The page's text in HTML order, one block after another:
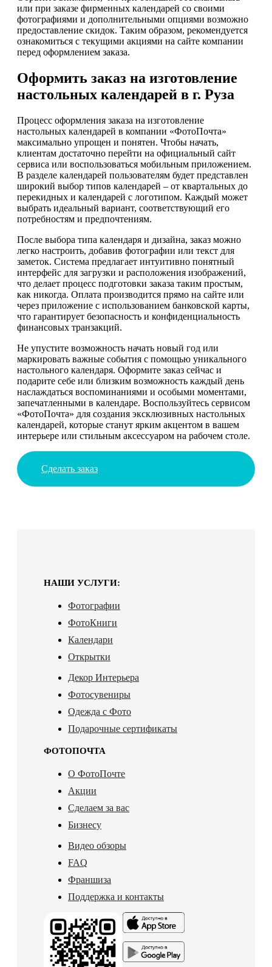
или при заказе фирменных календарей со своими
фотографиями и дополнительными опциями возможно
предоставление скидок. Таким образом, рекомендуется
ознакомиться с текущими акциями на сайте компании
перед оформлением заказа.
Оформить заказ на изготовление
настольных календарей в г. Руза
Процесс оформления заказа на изготовление
настольных календарей в компании «ФотоПочта»
максимально упрощен и понятен. Чтобы начать,
клиентам достаточно перейти на официальный сайт
сервиса или воспользоваться мобильным приложением.
В разделе календарей пользователям будет представлен
широкий выбор типов календарей – от квартальных до
перекидных и календарей с логотипом. Каждый может
выбрать идеальный вариант, соответствующий его
потребностям и предпочтениям.
После выбора типа календаря и дизайна, заказ можно
легко настроить, добавив фотографии или текст для
заметок. Система предлагает интуитивно понятный
интерфейс для загрузки и расположения изображений,
что делает процесс подготовки заказа таким простым,
как никогда. Оплата производится прямо на сайте или
через приложение с использованием банковской карты,
что гарантирует безопасность и конфиденциальность
финансовых транзакций.
Не упустите возможность начать новый год или
маркировать важные события с помощью уникального
настольного календаря. Оформите заказ сейчас и
подарите себе или близким возможность каждый день
наслаждаться воспоминаниями и особыми моментами,
запечатленными в календаре. Воспользуйтесь сервисом
«ФотоПочта» для создания эксклюзивных настольных
календарей, которые станут ярким акцентом в вашем
интерьере или стильным аксессуаром на рабочем столе.
Сделать заказ
НАШИ УСЛУГИ:
Фотографии
ФотоКниги
Календари
Открытки
Декор Интерьера
Фотосувениры
Одежда с Фото
Подарочные сертификаты
ФОТОПОЧТА
О ФотоПочте
Акции
Сделаем за вас
Бизнесу
Видео обзоры
FAQ
Франшиза
Поддержка и контакты